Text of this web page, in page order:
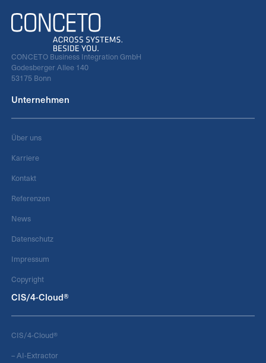
CONCETO Business Integration GmbH
Godesberger Allee 140
53175 Bonn
Unternehmen
Über uns
Karriere
Kontakt
Referenzen
News
Datenschutz
Impressum
Copyright
CIS/4-Cloud®
CIS/4-Cloud®
– AI-Extractor